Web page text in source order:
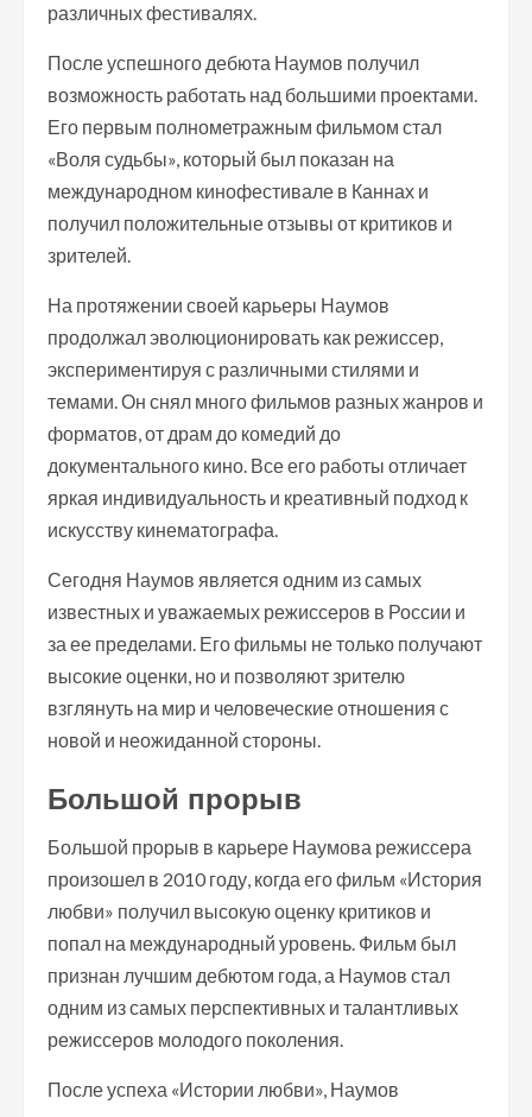
различных фестивалях.
После успешного дебюта Наумов получил
возможность работать над большими проектами.
Его первым полнометражным фильмом стал
«Воля судьбы», который был показан на
международном кинофестивале в Каннах и
получил положительные отзывы от критиков и
зрителей.
На протяжении своей карьеры Наумов
продолжал эволюционировать как режиссер,
экспериментируя с различными стилями и
темами. Он снял много фильмов разных жанров и
форматов, от драм до комедий до
документального кино. Все его работы отличает
яркая индивидуальность и креативный подход к
искусству кинематографа.
Сегодня Наумов является одним из самых
известных и уважаемых режиссеров в России и
за ее пределами. Его фильмы не только получают
высокие оценки, но и позволяют зрителю
взглянуть на мир и человеческие отношения с
новой и неожиданной стороны.
Большой прорыв
Большой прорыв в карьере Наумова режиссера
произошел в 2010 году, когда его фильм «История
любви» получил высокую оценку критиков и
попал на международный уровень. Фильм был
признан лучшим дебютом года, а Наумов стал
одним из самых перспективных и талантливых
режиссеров молодого поколения.
После успеха «Истории любви», Наумов